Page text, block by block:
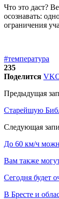
Что это даст?
осознавать:
ограничения
#температура
235
Поделится VK
Предыдущая
Старейшую
Следующая
До 60 км/ч
Вам также
Сегодня будет
В Бресте и